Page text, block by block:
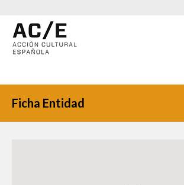
Ficha Entidad